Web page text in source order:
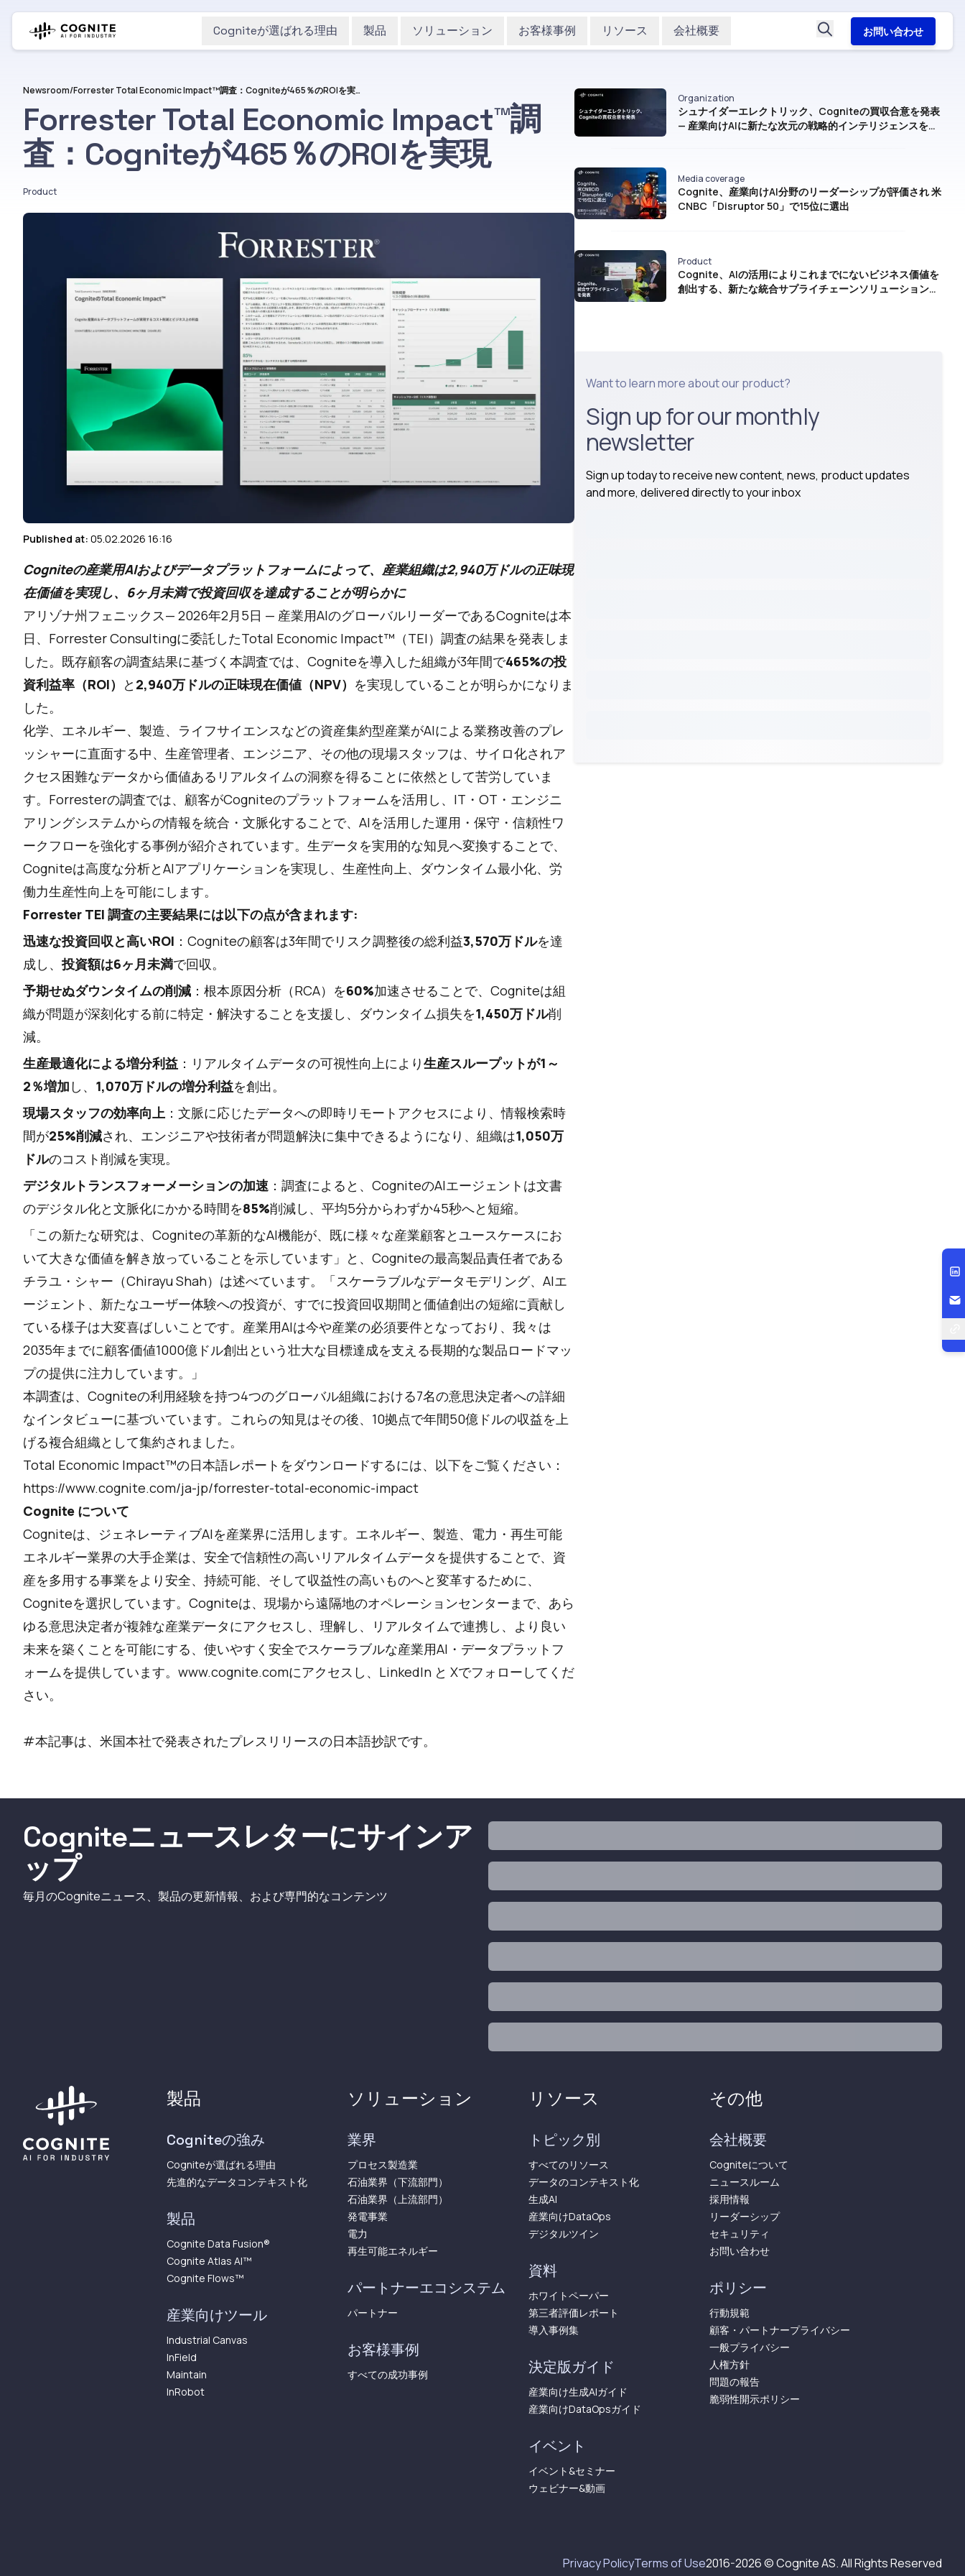
Cogniteが選ばれる理由 製品 ソリューション お客様事例 リソース 会社概要 お問い合わせ
Newsroom/ Forrester Total Economic Impact™調査：Cogniteが465％のROIを実現
Forrester Total Economic Impact™調
査：Cogniteが465％のROIを実現
Product
Published at: 05.02.2026 16:16
Cogniteの産業用AIおよびデータプラットフォームによって、産業組織は2,940万ドルの正味現
在価値を実現し、6ヶ月未満で投資回収を達成することが明らかに
アリゾナ州フェニックス— 2026年2月5日 — 産業用AIのグローバルリーダーであるCogniteは本
日、Forrester Consultingに委託したTotal Economic Impact™（TEI）調査の結果を発表しま
した。既存顧客の調査結果に基づく本調査では、Cogniteを導入した組織が3年間で465%の投
資利益率（ROI） と 2,940万ドルの正味現在価値（NPV） を実現していることが明らかになりま
した。
化学、エネルギー、製造、ライフサイエンスなどの資産集約型産業がAIによる業務改善のプレ
ッシャーに直面する中、生産管理者、エンジニア、その他の現場スタッフは、サイロ化されア
クセス困難なデータから価値あるリアルタイムの洞察を得ることに依然として苦労していま
す。Forresterの調査では、顧客がCogniteのプラットフォームを活用し、IT・OT・エンジニ
アリングシステムからの情報を統合・文脈化することで、AIを活用した運用・保守・信頼性ワ
ークフローを強化する事例が紹介されています。生データを実用的な知見へ変換することで、
Cogniteは高度な分析とAIアプリケーションを実現し、生産性向上、ダウンタイム最小化、労
働力生産性向上を可能にします。
Forrester TEI 調査の主要結果には以下の点が含まれます:
迅速な投資回収と高いROI ：Cogniteの顧客は3年間でリスク調整後の総利益3,570万ドルを達
成し、投資額は6ヶ月未満で回収。
予期せぬダウンタイムの削減 ：根本原因分析（RCA）を60%加速させることで、Cogniteは組
織が問題が深刻化する前に特定・解決することを支援し、ダウンタイム損失を1,450万ドル削
減。
生産最適化による増分利益 ：リアルタイムデータの可視性向上により生産スループットが1～
2％増加 し、 1,070万ドルの増分利益を創出。
現場スタッフの効率向上 ：文脈に応じたデータへの即時リモートアクセスにより、情報検索時
間が25%削減され、エンジニアや技術者が問題解決に集中できるようになり、組織は1,050万
ドルのコスト削減を実現。
デジタルトランスフォーメーションの加速 ：調査によると、CogniteのAIエージェントは文書
のデジタル化と文脈化にかかる時間を85%削減し、平均5分からわずか45秒へと短縮。
「この新たな研究は、Cogniteの革新的なAI機能が、既に様々な産業顧客とユースケースにお
いて大きな価値を解き放っていることを示しています」と、Cogniteの最高製品責任者である
チラユ・シャー（Chirayu Shah）は述べています。「スケーラブルなデータモデリング、AIエ
ージェント、新たなユーザー体験への投資が、すでに投資回収期間と価値創出の短縮に貢献し
ている様子は大変喜ばしいことです。産業用AIは今や産業の必須要件となっており、我々は
2035年までに顧客価値1000億ドル創出という壮大な目標達成を支える長期的な製品ロードマッ
プの提供に注力しています。」
本調査は、Cogniteの利用経験を持つ4つのグローバル組織における7名の意思決定者への詳細
なインタビューに基づいています。これらの知見はその後、10拠点で年間50億ドルの収益を上
げる複合組織として集約されました。
Total Economic Impact™の日本語レポートをダウンロードするには、以下をご覧ください：
https://www.cognite.com/ja-jp/forrester-total-economic-impact
Cognite について
Cogniteは、ジェネレーティブAIを産業界に活用します。エネルギー、製造、電力・再生可能
エネルギー業界の大手企業は、安全で信頼性の高いリアルタイムデータを提供することで、資
産を多用する事業をより安全、持続可能、そして収益性の高いものへと変革するために、
Cogniteを選択しています。Cogniteは、現場から遠隔地のオペレーションセンターまで、あら
ゆる意思決定者が複雑な産業データにアクセスし、理解し、リアルタイムで連携し、より良い
未来を築くことを可能にする、使いやすく安全でスケーラブルな産業用AI・データプラットフ
ォームを提供しています。 www.cognite.comにアクセスし、 LinkedIn と Xでフォローしてくだ
さい。
#本記事は、米国本社で発表されたプレスリリースの日本語抄訳です。
Organization
シュナイダーエレクトリック、Cogniteの買収合意を発表
— 産業向けAIに新たな次元の戦略的インテリジェンスをも
Media coverage
Cognite、産業向けAI分野のリーダーシップが評価され 米
CNBC「Disruptor 50」で15位に選出
Product
Cognite、AIの活用によりこれまでにないビジネス価値を
創出する、新たな統合サプライチェーンソリューションを
Want to learn more about our product?
Sign up for our monthly
newsletter
Sign up today to receive new content, news, product updates
and more, delivered directly to your inbox
Cogniteニュースレターにサインア
ップ
毎月のCogniteニュース、製品の更新情報、および専門的なコンテンツ
製品
Cogniteの強み
Cogniteが選ばれる理由
先進的なデータコンテキスト化
製品
Cognite Data Fusion®
Cognite Atlas AI™︎
Cognite Flows™︎
産業向けツール
Industrial Canvas
InField
Maintain
InRobot
ソリューション
業界
プロセス製造業
石油業界（下流部門）
石油業界（上流部門）
発電事業
電力
再生可能エネルギー
パートナーエコシステム
パートナー
お客様事例
すべての成功事例
リソース
トピック別
すべてのリソース
データのコンテキスト化
生成AI
産業向けDataOps
デジタルツイン
資料
ホワイトペーパー
第三者評価レポート
導入事例集
決定版ガイド
産業向け生成AIガイド
産業向けDataOpsガイド
イベント
イベント&セミナー
ウェビナー&動画
その他
会社概要
Cogniteについて
ニュースルーム
採用情報
リーダーシップ
セキュリティ
お問い合わせ
ポリシー
行動規範
顧客・パートナープライバシー
一般プライバシー
人権方針
問題の報告
脆弱性開示ポリシー
Privacy PolicyTerms of Use​​​​‌ ‍ ​‍​‍‌‍ ‌ ​‍‌‍‍‌‌‍‌ ‌‍‍‌‌‍ ‍​‍​‍​ ‍‍​‍​‍‌ ​ ‌‍​‌‌‍ ‍‌‍‍‌‌ ‌​‌ ‍‌​‍ ‍‌‍‍‌‌‍ ​‍​‍​‍ ​​‍​‍‌‍‍​‌ ​‍‌‍‌‌‌‍‌‍​‍​‍​ ‍‍​‍​‍​‍ ‌‍​‌‌‍‌​‌‍ ‌‌‍‍‌‌‍ ‍​‍ ‌‍‍‌‌‍ ‍‌ ‌​‌‍‌‌‌‍ ‍‌ ‌​​‍ ‌‍‌‌‌‍‌​‌‍‍‌‌ ‌​​‍ ‌‍ ‌‌‍ ‌‍‌​‌‍‌‌​ ‌‌ ​​‌ ​‍‌‍‌‌‌ ​ ‌‍‌‌‌‍ ‍‌ ‌​‌‍​‌‌ ‌​‌‍‍‌‌‍ ‌‍ ‍​ ‍ ‌‍‍‌‌‍‌​​ ‌‌ ​ ‌‍‍‌‌ ‌​‌‍‌‌‌‌​ ‌‍‌‌‌ ‌​‌ ‌​‌‍‍‌‌‍ ‍‌‍‌ ‌ ​ ​ ‍ ‌ ‌​‌ ‍‌‌ ​​‌‍‌‌​ ‌‌ ​ ‌‍‍‌‌ ‌​‌‍‌‌‌‌​ ‌‍‌‌‌ ‌​‌ ‌​‌‍‍‌‌‍ ‍‌‍‌ ‌ ​ ​ ‍ ‌ ​​‌‍​‌‌ ‌​‌‍‍​​ ‌‌ ​ ‌‍‍‌‌ ‌​‌‍‌‌‌​ ‍‌‍​‌‌ ‌‍‌‍‍‌‌‍‌ ‌‍​‌‌ ‌​‌‍‍‌‌‍ ‌‍ ‍‌ ​ ​‍ ‍‌‍‌‍‌‍ ‌‍ ‌ ‌​‌‍‌‌‌ ​‍‌​ ‍‌‍​‌‌ ‌‍‌‍‍‌‌‍‌ ‌‍​‌‌ ‌​‌‍‍‌‌‍ ‌‍ ‍​‍ ‍‌ ‌​‌‍‌‌‌ ​‍‌‍ ‌‌ ​ ‌​ ‌‍‌‍‌‌​ ‌‍‌‌‌ ​‍‌ ‌‍‌‍‍‌‌‍​ ‌‍‌‌​‍ ‍‌ ‌​‌‍‌‌‌ ‍​‌ ‌​​ ‌‍​‍‌‍​‌‌ ​ ‌‍‌‌‌‌‌‌‌ ​‍‌‍ ​​ ‌​‍‌‌​ ​‍‌​‌‍‌‍​‌‌‍‌​‌‍ ‌‌‍‍‌‌‍ ‍​‍‌‍‌‍‍‌‌‍‌​​ ‌‌ ​ ‌‍‍‌‌ ‌​‌‍‌‌‌‌​ ‌‍‌‌‌ ‌​‌ ‌​‌‍‍‌‌‍ ‍‌‍‌ ‌ ​ ​‍‌‍‌ ‌​‌ ‍‌‌ ​​‌‍‌‌​ ‌‌ ​ ‌‍‍‌‌ ‌​‌‍‌‌‌‌​ ‌‍‌‌‌ ‌​‌ ‌​‌‍‍‌‌‍ ‍‌‍‌ ‌ ​ ​‍‌‍‌ ​​‌‍​‌‌ ‌​‌‍‍​​ ‌‌ ​ ‌‍‍‌‌ ‌​‌‍‌‌‌​ ‍‌‍​‌‌ ‌‍‌‍‍‌‌‍‌ ‌‍​‌‌ ‌​‌‍‍‌‌‍ ‌‍ ‍‌ ​ ​‍ ‍‌‍‌‍‌‍ ‌‍ ‌ ‌​‌‍‌‌‌ ​‍‌​ ‍‌‍​‌‌ ‌‍‌‍‍‌‌‍‌ ‌‍​‌‌ ‌​‌‍‍‌‌‍ ‌‍ ‍​‍ ‍‌ ‌​‌‍‌‌‌ ​‍‌‍ ‌‌ ​ ‌​ ‌‍‌‍‌‌​ ‌‍‌‌‌ ​‍‌ ‌‍‌‍‍‌‌‍​ ‌‍‌‌​‍ ‍‌ ‌​‌‍‌‌‌ ‍​‌ ‌​​‍‌‍‌ ​​‌‍‌‌‌ ​‍‌ ​ ‌ ​​‌‍‌‌‌‍​ ‌ ‌​‌‍‍‌‌ ‌‍‌‍‌‌​ ‌‌ ​​‌ ‌‌‌‍​‍‌‍ ​‌‍‍‌‌ ​ ‌‍‍​‌‍‌‌‌‍‌​​‍​‍‌ ‌2016-2026© Cognite AS. All Rights Reserved